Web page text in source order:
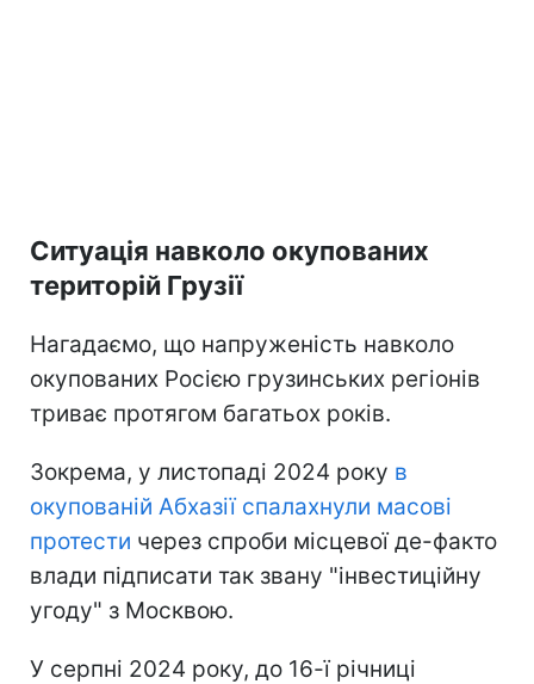
Ситуація навколо окупованих
територій Грузії
Нагадаємо, що напруженість навколо
окупованих Росією грузинських регіонів
триває протягом багатьох років.
Зокрема, у листопаді 2024 року в
окупованій Абхазії спалахнули масові
протести через спроби місцевої де-факто
влади підписати так звану "інвестиційну
угоду" з Москвою.
У серпні 2024 року, до 16-ї річниці